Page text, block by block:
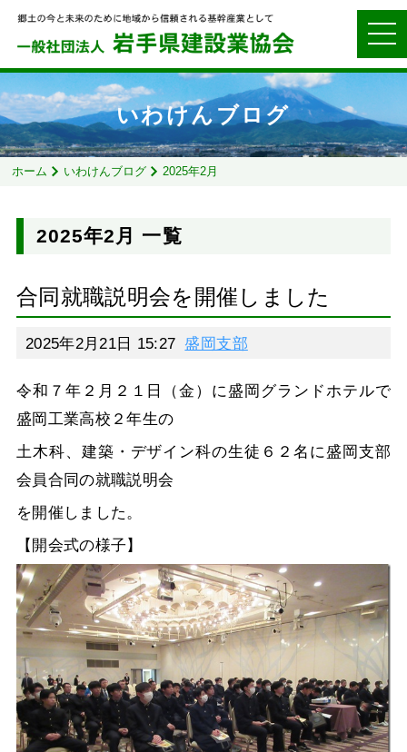
いわけんブログ
ホーム いわけんブログ 2025年2月
2025年2月 一覧
合同就職説明会を開催しました
2025年2月21日 15:27 盛岡支部
令和７年２月２１日（金）に盛岡グランドホテルで
盛岡工業高校２年生の
土木科、建築・デザイン科の生徒６２名に盛岡支部
会員合同の就職説明会
を開催しました。
【開会式の様子】